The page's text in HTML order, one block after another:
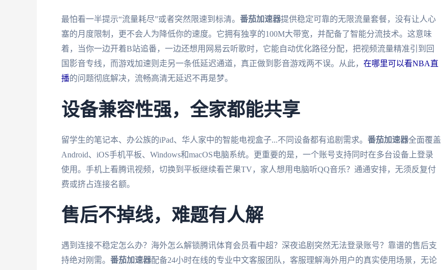
最怕看一半提示“流量耗尽”或者突然限速到标清。 番茄加速器提供稳定可靠的无限流量套餐，没有让人心
塞的月度限制，更不会人为降低你的速度。它拥有独享的100M大带宽，并配备了智能分流技术。这意味
着，当你一边开着B站追番，一边还想用网易云听歌时，它能自动优化路径分配，把视频流量精准引到回
国影音专线，而游戏加速则走另一条低延迟通道，真正做到影音游戏两不误。从此， 在哪里可以看NBA直
播的问题彻底解决，流畅高清无延迟不再是梦。
设备兼容性强，全家都能共享
留学生的笔记本、办公族的iPad、华人家中的智能电视盒子...不同设备都有追剧需求。 番茄加速器全面覆盖
Android、iOS手机平板、Windows和macOS电脑系统。更重要的是，一个账号支持同时在多台设备上登录
使用。手机上看腾讯视频，切换到平板继续看芒果TV，家人想用电脑听QQ音乐？通通安排，无须反复付
费或挤占连接名额。
售后不掉线，难题有人解
遇到连接不稳定怎么办？海外怎么解锁腾讯体育会员看中超？深夜追剧突然无法登录账号？靠谱的售后支
持绝对刚需。 番茄加速器配备24小时在线的专业中文客服团队，客服理解海外用户的真实使用场景，无论